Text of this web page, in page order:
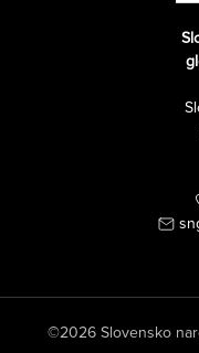
©2026 Slovensko